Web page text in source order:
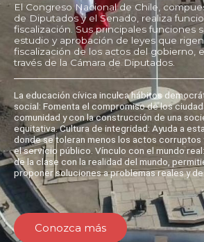
El Congreso Nacional de Chile,
de Diputados y el Senado, realiza
fiscalización. Sus principales funciones
estudio y aprobación de leyes que
fiscalización de los actos del gobierno,
través de la Cámara de Diputados.
La educación cívica inculca hábitos
social: Fomenta el compromiso de los
comunidad y con la construcción de una
equitativa. Cultura de integridad: Ayuda a
donde se toleran menos los actos corruptos
el servicio público. Vínculo con el mundo
de la clase con la realidad del mundo,
proponer soluciones a problemas reales y
Conozca más